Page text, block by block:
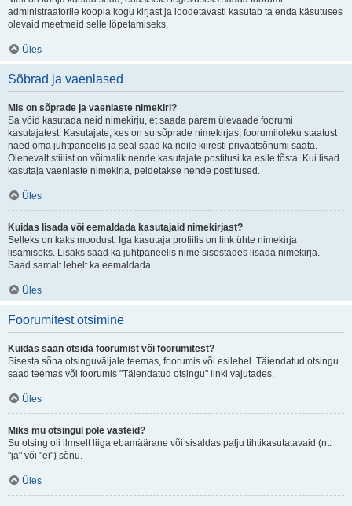
administraatorile koopia kogu kirjast ja loodetavasti kasutab ta enda käsutuses
olevaid meetmeid selle lõpetamiseks.
Üles
Sõbrad ja vaenlased
Mis on sõprade ja vaenlaste nimekiri?
Sa võid kasutada neid nimekirju, et saada parem ülevaade foorumi
kasutajatest. Kasutajate, kes on su sõprade nimekirjas, foorumiloleku staatust
näed oma juhtpaneelis ja seal saad ka neile kiiresti privaatsõnumi saata.
Olenevalt stiilist on võimalik nende kasutajate postitusi ka esile tõsta. Kui lisad
kasutaja vaenlaste nimekirja, peidetakse nende postitused.
Üles
Kuidas lisada või eemaldada kasutajaid nimekirjast?
Selleks on kaks moodust. Iga kasutaja profiilis on link ühte nimekirja
lisamiseks. Lisaks saad ka juhtpaneelis nime sisestades lisada nimekirja.
Saad samalt lehelt ka eemaldada.
Üles
Foorumitest otsimine
Kuidas saan otsida foorumist või foorumitest?
Sisesta sõna otsinguväljale teemas, foorumis või esilehel. Täiendatud otsingu
saad teemas või foorumis "Täiendatud otsingu" linki vajutades.
Üles
Miks mu otsingul pole vasteid?
Su otsing oli ilmselt liiga ebamäärane või sisaldas palju tihtikasutatavaid (nt.
"ja" või "ei") sõnu.
Üles